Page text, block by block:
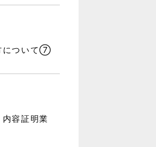
について⑦
容証明業